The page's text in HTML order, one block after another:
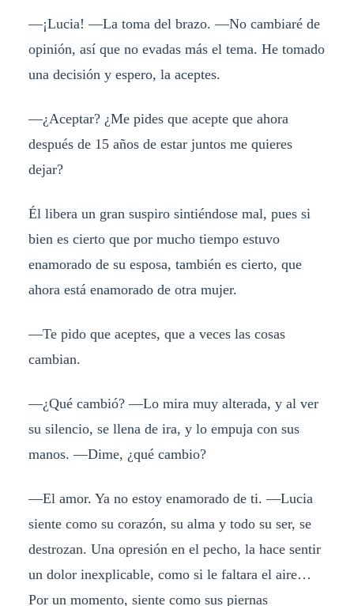
—¡Lucia! —La toma del brazo. —No cambiaré de
opinión, así que no evadas más el tema. He tomado
una decisión y espero, la aceptes.
—¿Aceptar? ¿Me pides que acepte que ahora
después de 15 años de estar juntos me quieres
dejar?
Él libera un gran suspiro sintiéndose mal, pues si
bien es cierto que por mucho tiempo estuvo
enamorado de su esposa, también es cierto, que
ahora está enamorado de otra mujer.
—Te pido que aceptes, que a veces las cosas
cambian.
—¿Qué cambió? —Lo mira muy alterada, y al ver
su silencio, se llena de ira, y lo empuja con sus
manos. —Dime, ¿qué cambio?
—El amor. Ya no estoy enamorado de ti. —Lucia
siente como su corazón, su alma y todo su ser, se
destrozan. Una opresión en el pecho, la hace sentir
un dolor inexplicable, como si le faltara el aire…
Por un momento, siente como sus piernas